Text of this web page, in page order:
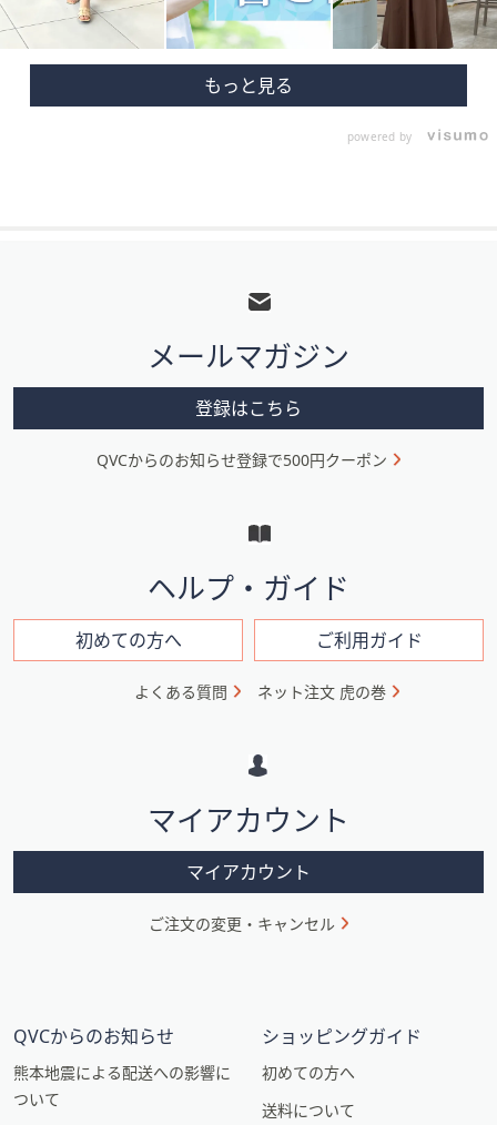
powered by
メ
ニ
ン
ン
メールマガジン
登録はこちら
QVCからのお知らせ登録で500円クーポン
ヘルプ・ガイド
初めての方へ ご利用ガイド
よくある質問 ネット注文 虎の巻
マイアカウント
マイアカウント
ご注文の変更・キャンセル
QVCからのお知らせ
熊本地震による配送への影響に
ついて
ショッピングガイド
初めての方へ
送料について